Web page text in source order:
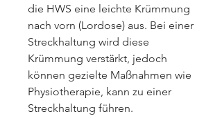
die HWS eine leichte Krümmung
nach vorn (Lordose) aus. Bei einer
Streckhaltung wird diese
Krümmung verstärkt, jedoch
können gezielte Maßnahmen wie
Physiotherapie, kann zu einer
Streckhaltung führen.